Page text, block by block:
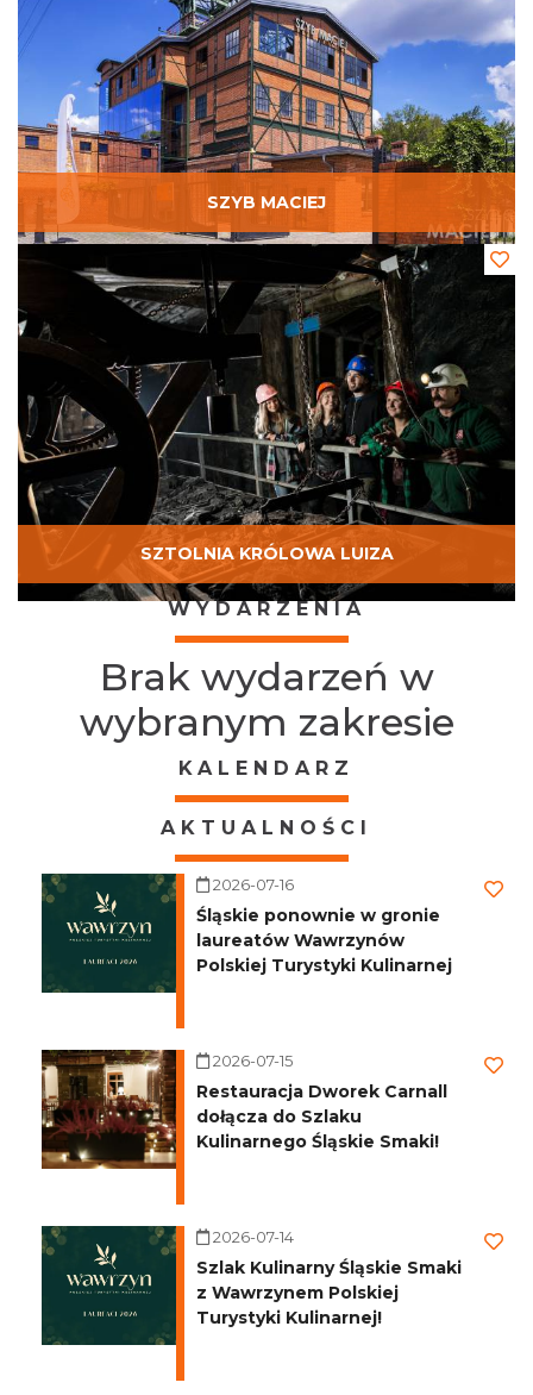
SZYB MACIEJ
SZTOLNIA KRÓLOWA LUIZA
WYDARZENIA
Brak wydarzeń w
wybranym zakresie
KALENDARZ
AKTUALNOŚCI
2026-07-16
Śląskie ponownie w gronie
laureatów Wawrzynów
Polskiej Turystyki Kulinarnej
2026-07-15
Restauracja Dworek Carnall
dołącza do Szlaku
Kulinarnego Śląskie Smaki!
2026-07-14
Szlak Kulinarny Śląskie Smaki
z Wawrzynem Polskiej
Turystyki Kulinarnej!